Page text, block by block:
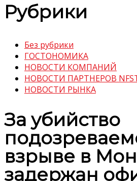
Рубрики
Без рубрики
ГОСТОНОМИКА
НОВОСТИ КОМПАНИЙ
НОВОСТИ ПАРТНЕРОВ
НОВОСТИ РЫНКА
За убийство
взрыве в
задержан